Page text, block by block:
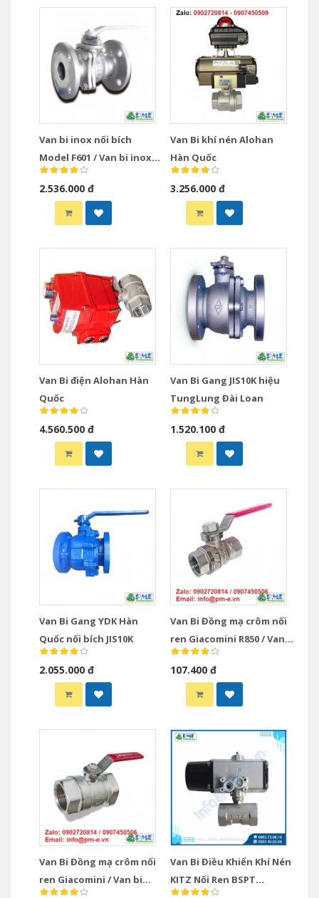
Van bi inox nối bích
Model F601 / Van bi inox
nối bích Model F602
2.536.000 đ
Van Bi khí nén Alohan
Hàn Quốc
3.256.000 đ
Van Bi điện Alohan Hàn
Quốc
4.560.500 đ
Van Bi Gang JIS10K hiệu
TungLung Đài Loan
1.520.100 đ
Van Bi Gang YDK Hàn
Quốc nối bích JIS10K
2.055.000 đ
Van Bi Đồng mạ crôm nối
ren Giacomini R850 / Van
bi đồng Giacomini Italy
model R850
107.400 đ
Van Bi Đồng mạ crôm nối
ren Giacomini / Van bi
Van Bi Điều Khiển Khí Nén
KITZ Nối Ren BSPT